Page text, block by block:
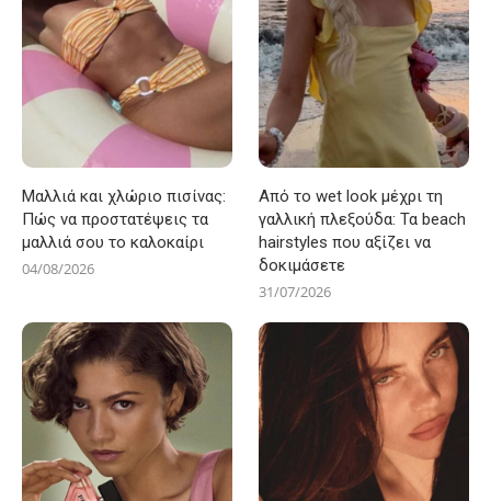
Μαλλιά και χλώριο πισίνας:
Πώς να προστατέψεις τα
μαλλιά σου το καλοκαίρι
04/08/2026
Από το wet look μέχρι τη
γαλλική πλεξούδα: Τα beach
hairstyles που αξίζει να
δοκιμάσετε
31/07/2026